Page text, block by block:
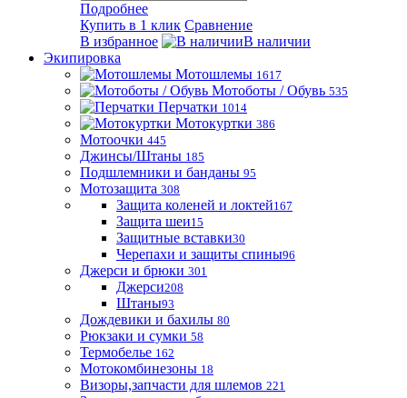
Подробнее
Купить в 1 клик Сравнение
В избранное
В наличии
Экипировка
Мотошлемы 1617
Мотоботы / Обувь 535
Перчатки 1014
Мотокуртки 386
Мотоочки 445
Джинсы/Штаны 185
Подшлемники и банданы 95
Мотозащита 308
Защита коленей и локтей167
Защита шеи15
Защитные вставки30
Черепахи и защиты спины96
Джерси и брюки 301
Джерси208
Штаны93
Дождевики и бахилы 80
Рюкзаки и сумки 58
Термобелье 162
Мотокомбинезоны 18
Визоры,запчасти для шлемов 221